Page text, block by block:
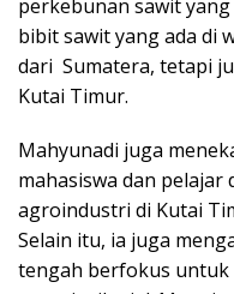
perkebunan sawit
bibit sawit yang ada di
dari Sumatera, tetapi
Kutai Timur.
Mahyunadi juga
mahasiswa dan pelajar
agroindustri di Kutai
Selain itu, ia juga
tengah berfokus untuk